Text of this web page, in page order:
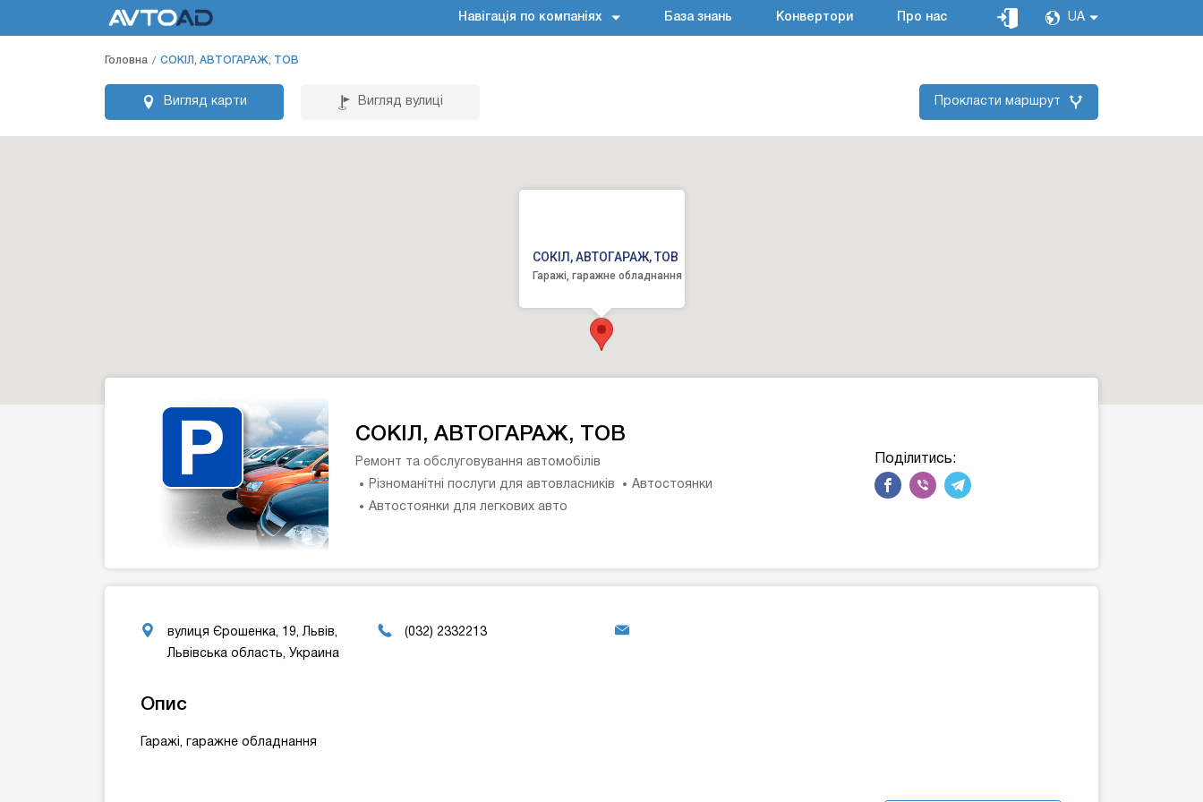
Навігація по компаніях База знань Конвертори Про нас UA
Головна СОКІЛ, АВТОГАРАЖ, ТОВ
Вигляд карти Вигляд вулиці Прокласти маршрут
СОКІЛ, АВТОГАРАЖ, ТОВ
Гаражі, гаражне обладнання
СОКІЛ, АВТОГАРАЖ, ТОВ
Ремонт та обслуговування автомобілів
Різноманітні послуги для автовласників
Автостоянки
Автостоянки для легкових авто
Поділитись:
вулиця Єрошенка, 19, Львів,
Львівська область, Украина
(032) 2332213
Опис
Гаражі, гаражне обладнання